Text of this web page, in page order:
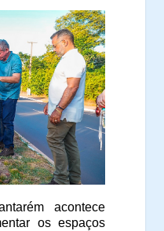
acontece
os espaços